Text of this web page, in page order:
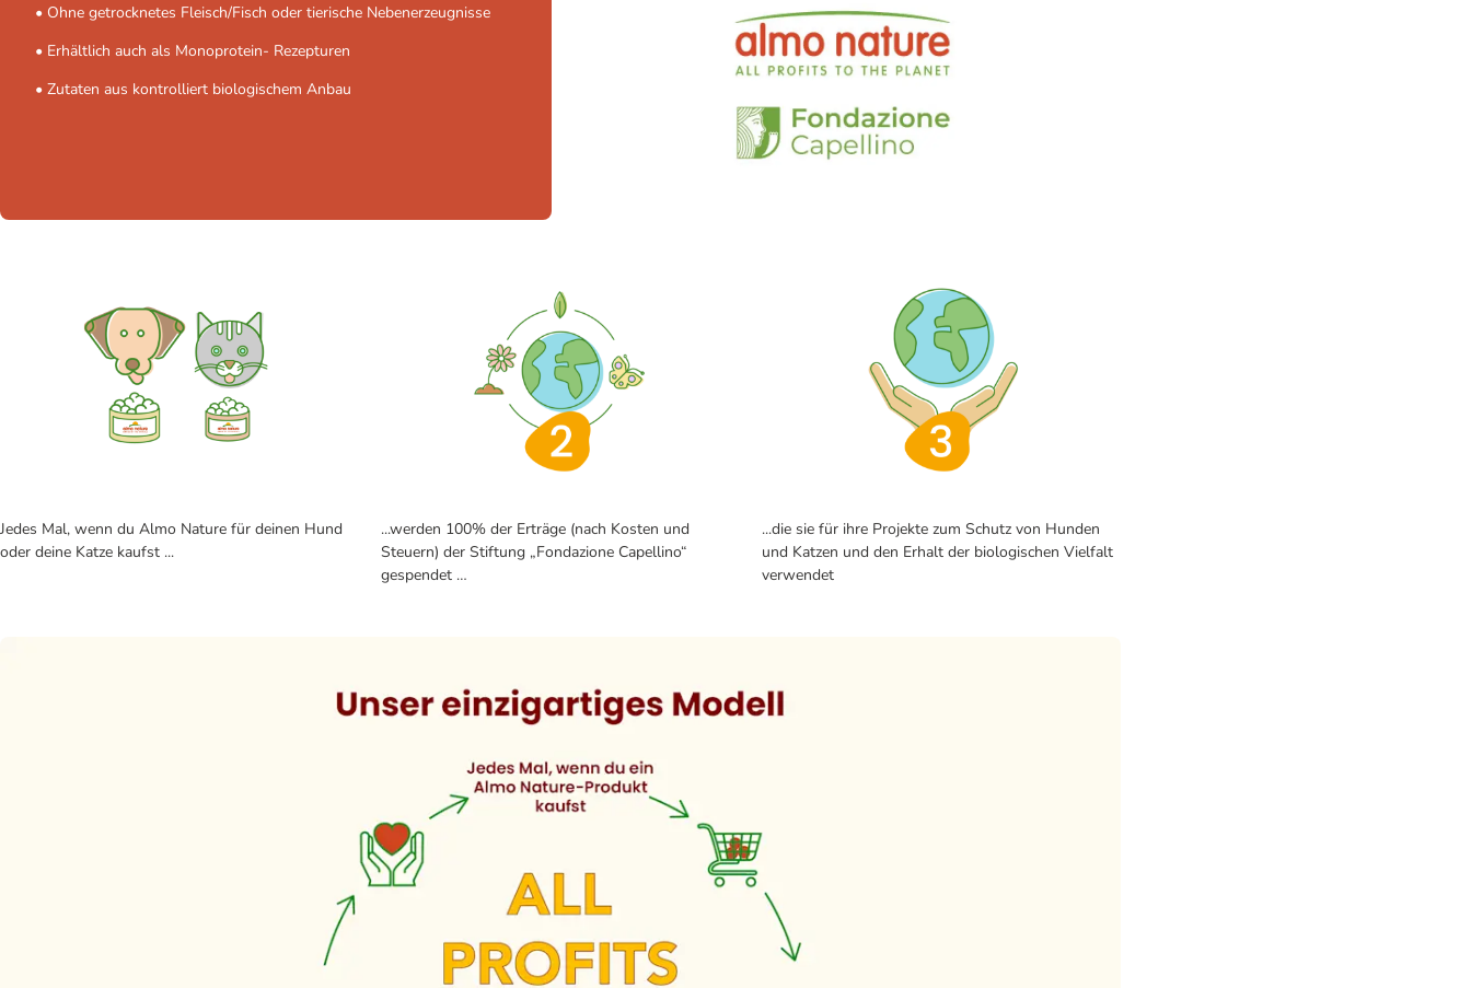
• Ohne getrocknetes Fleisch/Fisch oder tierische Nebenerzeugnisse
• Erhältlich auch als Monoprotein- Rezepturen
• Zutaten aus kontrolliert biologischem Anbau
Jedes Mal, wenn du Almo Nature für deinen Hund
oder deine Katze kaufst ...
...werden 100% der Erträge (nach Kosten und
Steuern) der Stiftung „Fondazione Capellino“
gespendet …
...die sie für ihre Projekte zum Schutz von Hunden
und Katzen und den Erhalt der biologischen Vielfalt
verwendet